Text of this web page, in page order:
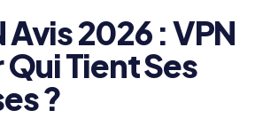
Avis 2026 : VPN
Qui Tient Ses
?